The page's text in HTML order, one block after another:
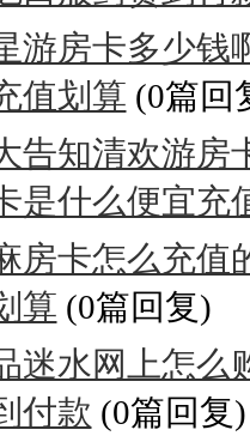
游房卡多少钱
值划算 (0篇回
告知清欢游房
是什么便宜充
房卡怎么充值
算 (0篇回复)
迷水网上怎么
付款 (0篇回复)